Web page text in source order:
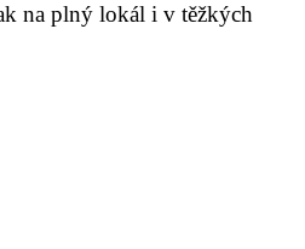
na plný lokál i v těžkých